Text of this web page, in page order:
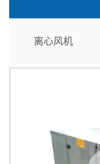
离心风机